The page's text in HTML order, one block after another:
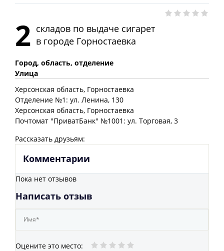
2 складов по выдаче сигарет
в городе Горностаевка
Город, область, отделение
Улица
Херсонская область, Горностаевка
Отделение №1: ул. Ленина, 130
Херсонская область, Горностаевка
Почтомат "ПриватБанк" №1001: ул. Торговая, 3
Рассказать друзьям:
Комментарии
Пока нет отзывов
Написать отзыв
Оцените это место: